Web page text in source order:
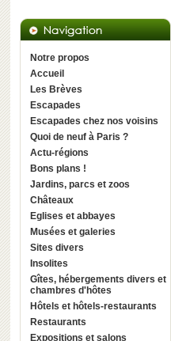
Notre propos
Accueil
Les Brèves
Escapades
Escapades chez nos voisins
Quoi de neuf à Paris ?
Actu-régions
Bons plans !
Jardins, parcs et zoos
Châteaux
Eglises et abbayes
Musées et galeries
Sites divers
Insolites
Gîtes, hébergements divers et
chambres d'hôtes
Hôtels et hôtels-restaurants
Restaurants
Expositions et salons